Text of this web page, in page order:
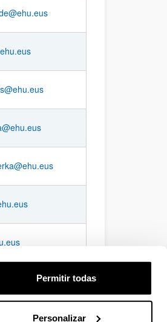
Permitir todas
Personalizar